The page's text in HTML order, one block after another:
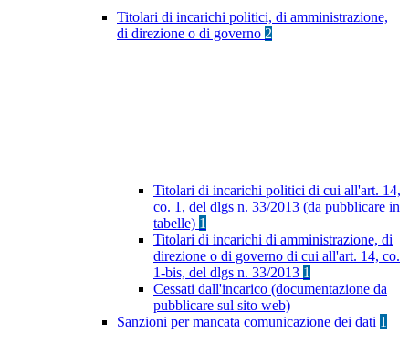
Titolari di incarichi politici, di amministrazione,
di direzione o di governo 2
Titolari di incarichi politici di cui all'art. 14,
co. 1, del dlgs n. 33/2013 (da pubblicare in
tabelle) 1
Titolari di incarichi di amministrazione, di
direzione o di governo di cui all'art. 14, co.
1-bis, del dlgs n. 33/2013 1
Cessati dall'incarico (documentazione da
pubblicare sul sito web)
Sanzioni per mancata comunicazione dei dati 1